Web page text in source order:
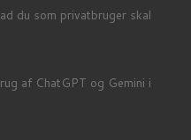
du som privatbruger skal
af ChatGPT og Gemini i